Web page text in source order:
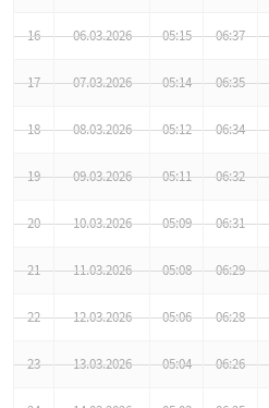
16 06.03.2026 05:15 06:37
17 07.03.2026 05:14 06:35
18 08.03.2026 05:12 06:34
19 09.03.2026 05:11 06:32
20 10.03.2026 05:09 06:31
21 11.03.2026 05:08 06:29
22 12.03.2026 05:06 06:28
23 13.03.2026 05:04 06:26